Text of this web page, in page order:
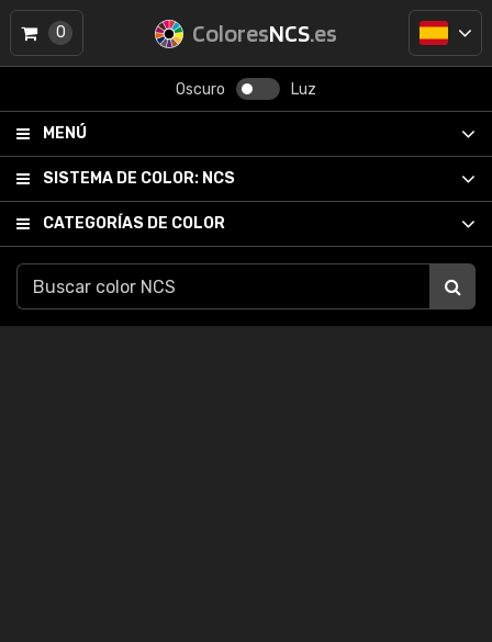
ColoresNCS.es
Oscuro Luz
MENÚ
SISTEMA DE COLOR: NCS
CATEGORÍAS DE COLOR
0